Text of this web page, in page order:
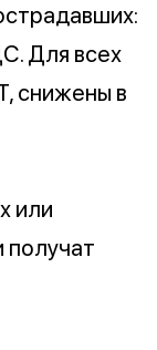
Для всех
снижены в
или
получат